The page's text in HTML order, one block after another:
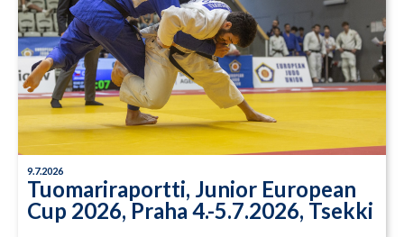
9.7.2026
Tuomariraportti, Junior European
Cup 2026, Praha 4.-5.7.2026, Tsekki